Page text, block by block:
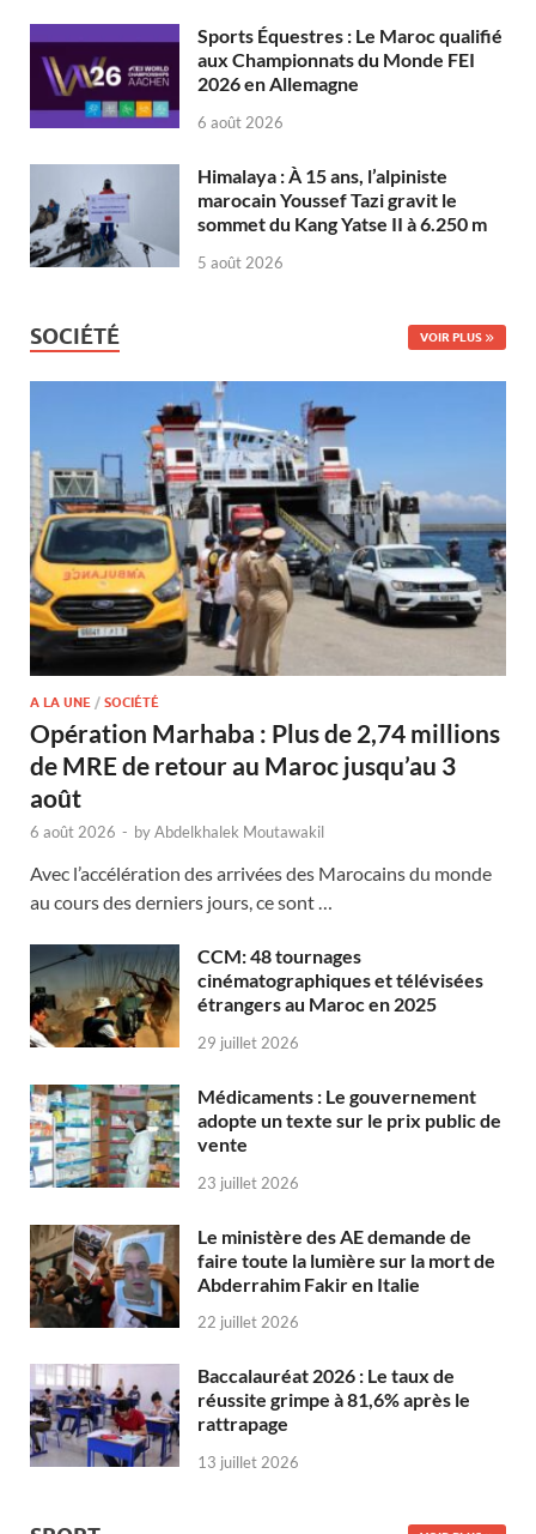
Sports Équestres : Le Maroc qualifié
aux Championnats du Monde FEI
2026 en Allemagne
6 août 2026
Himalaya : À 15 ans, l’alpiniste
marocain Youssef Tazi gravit le
sommet du Kang Yatse II à 6.250 m
5 août 2026
SOCIÉTÉ VOIR PLUS
A LA UNE / SOCIÉTÉ
Opération Marhaba : Plus de 2,74 millions
de MRE de retour au Maroc jusqu’au 3
août
6 août 2026 - byAbdelkhalek Moutawakil
Avec l’accélération des arrivées des Marocains du monde
au cours des derniers jours, ce sont …
CCM: 48 tournages
cinématographiques et télévisées
étrangers au Maroc en 2025
29 juillet 2026
Médicaments : Le gouvernement
adopte un texte sur le prix public de
vente
23 juillet 2026
Le ministère des AE demande de
faire toute la lumière sur la mort de
Abderrahim Fakir en Italie
22 juillet 2026
Baccalauréat 2026 : Le taux de
réussite grimpe à 81,6% après le
rattrapage
13 juillet 2026